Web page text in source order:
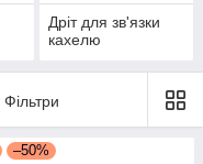
Дріт для зв'язки
кахелю
Фільтри
–50%